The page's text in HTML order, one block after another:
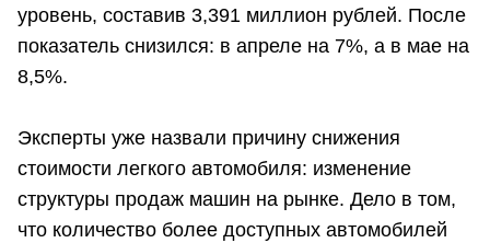
уровень, составив 3,391 миллион рублей. После
показатель снизился: в апреле на 7%, а в мае на
8,5%.
Эксперты уже назвали причину снижения
стоимости легкого автомобиля: изменение
структуры продаж машин на рынке. Дело в том,
что количество более доступных автомобилей